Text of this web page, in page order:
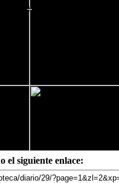
el siguiente enlace: